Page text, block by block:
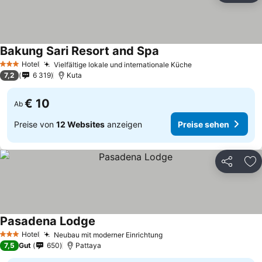
3 SterneHotel Vielfältige lokale und internationale Küche
Bakung Sari Resort and Spa
7,2 6 319 Kuta
Ab € 10
Preise von 12 Websites anzeigen Preise sehen
Teilen
3 SterneHotel Neubau mit moderner Einrichtung
Pasadena Lodge
7,5 Gut 650 Pattaya